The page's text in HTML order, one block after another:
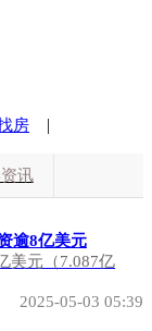
房 |
讯
逾8亿美元
美元（7.087亿
2025-05-03 05:39